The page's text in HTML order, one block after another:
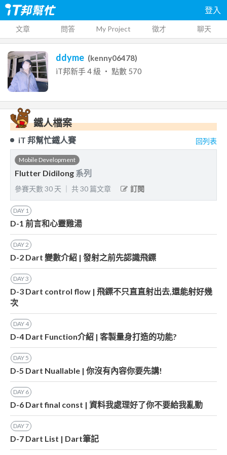
登入
文章 問答 My Project 徵才 聊天
ddyme (kenny06478)
iT邦新手4 級 ‧ 點數 570
鐵人檔案
iT 邦幫忙鐵人賽 回列表
Mobile Development
Flutter Didilong 系列
參賽天數30 天 共30 篇文章 訂閱
DAY 1
D-1 前言和心靈雞湯
DAY2
D-2 Dart 變數介紹 | 發射之前先認識飛鏢
DAY3
D-3 Dart control flow | 飛鏢不只直直射出去,還能射好幾
次
DAY4
D-4 Dart Function介紹 | 客製量身打造的功能?
DAY5
D-5 Dart Nuallable | 你沒有內容你要先講!
DAY 6
D-6 Dart final const | 資料我處理好了你不要給我亂動
DAY7
D-7 Dart List | Dart筆記